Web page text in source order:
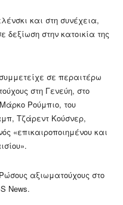
και στη συνέχεια,
στην κατοικία της
σε περαιτέρω
στη Γενεύη, στο
Ρούμπιο, του
Τζάρεντ Κούσνερ,
«επικαιροποιημένου και
αξιωματούχους στο
News.